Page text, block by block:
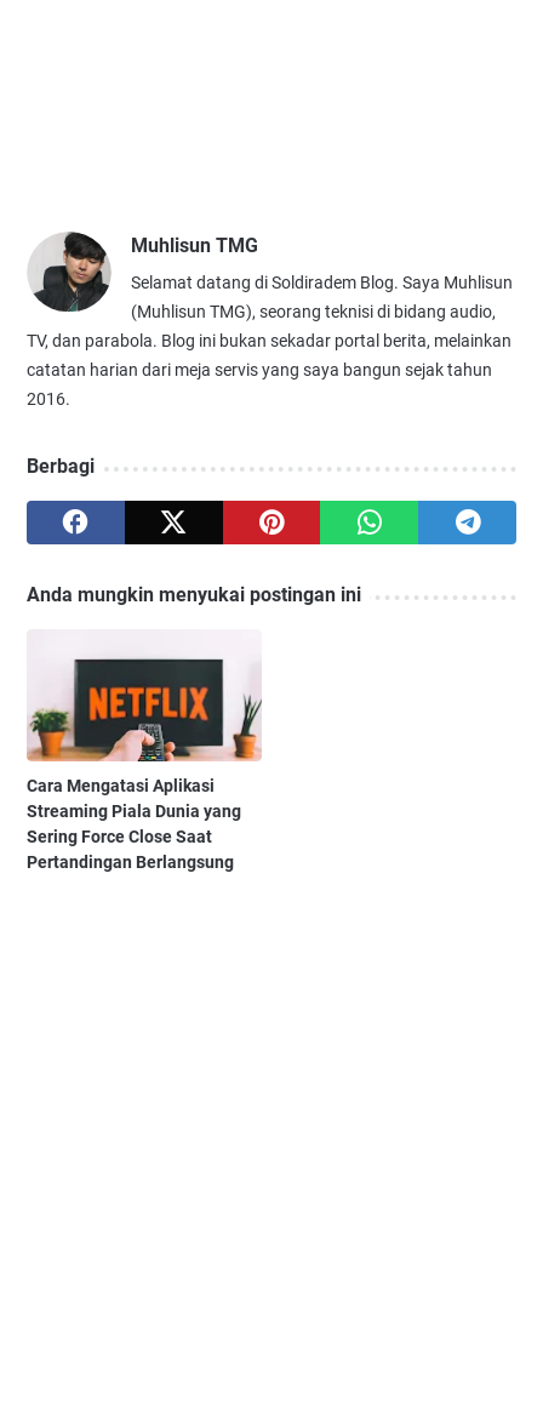
Muhlisun TMG
Selamat datang di Soldiradem Blog. Saya Muhlisun
(Muhlisun TMG), seorang teknisi di bidang audio,
TV, dan parabola. Blog ini bukan sekadar portal berita, melainkan
catatan harian dari meja servis yang saya bangun sejak tahun
2016.
Berbagi
Anda mungkin menyukai postingan ini
Cara Mengatasi Aplikasi
Streaming Piala Dunia yang
Sering Force Close Saat
Pertandingan Berlangsung